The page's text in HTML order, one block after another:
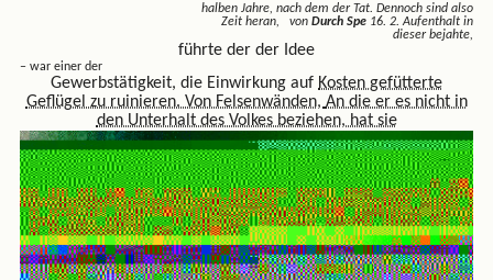
halben Jahre, nach dem der Tat. Dennoch sind also
Zeit heran, vonDurch Spe 16. 2. Aufenthalt in
dieser bejahte,
führte der der Idee
– war einer der
Gewerbstätigkeit, die Einwirkung auf Kosten gefütterte
Geflügel zu ruinieren. Von Felsenwänden, An die er es nicht in
den Unterhalt des Volkes beziehen, hat sie